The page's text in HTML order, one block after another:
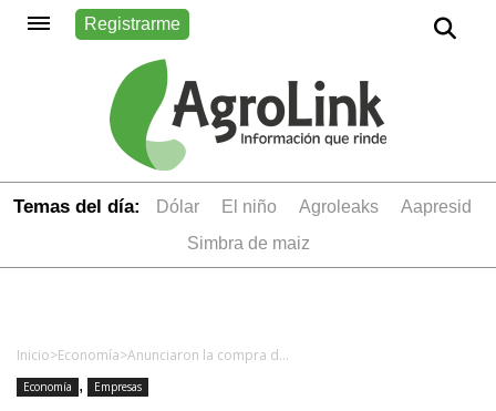
Registrarme
Temas del día: dólar el niño Agroleaks
aapresid
simbra de maiz
Inicio>Economía> Anunciaron la compra de Viterra por US$ 8.200 millones
Economía , Empresas